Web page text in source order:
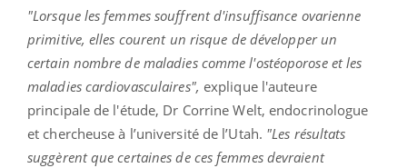
"Lorsque les femmes souffrent d'insuffisance ovarienne
primitive, elles courent un risque de développer un
certain nombre de maladies comme l'ostéoporose et les
maladies cardiovasculaires", explique l'auteure
principale de l'étude, Dr Corrine Welt, endocrinologue
et chercheuse à l’université de l’Utah. "Les résultats
suggèrent que certaines de ces femmes devraient